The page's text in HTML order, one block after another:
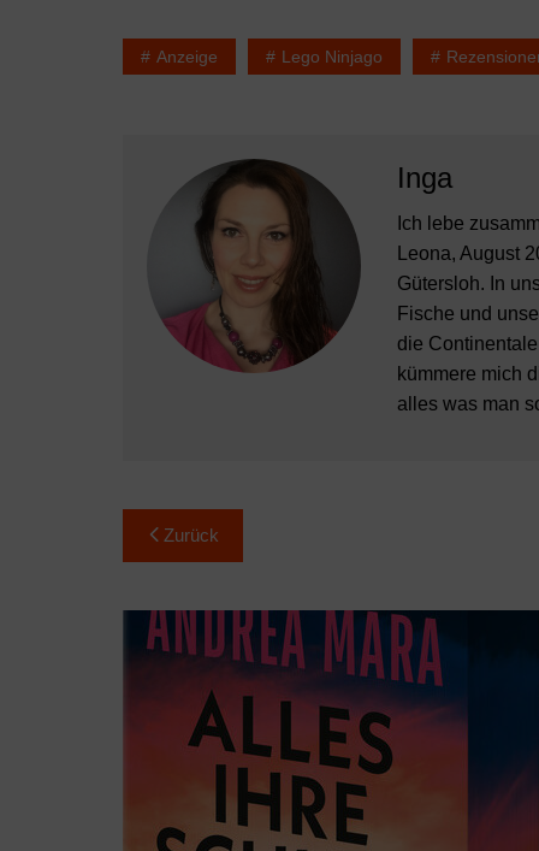
Anzeige Lego Ninjago
Inga
Ich lebe
Leona, August
Gütersloh. In
Fische und
die
kümmere mich
alles was man
Beitragsnavigation
Zurück